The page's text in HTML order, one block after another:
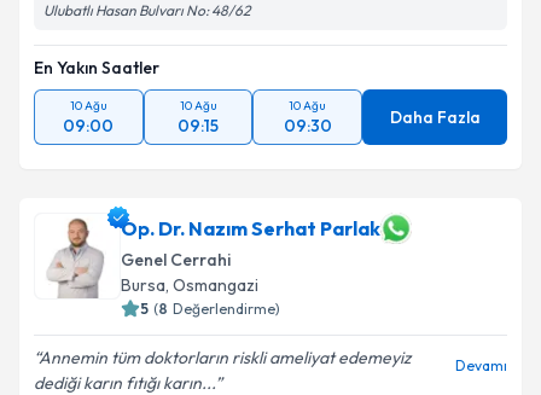
Ulubatlı Hasan Bulvarı No: 48/62
En Yakın Saatler
10 Ağu
09:00
10 Ağu
09:15
10 Ağu
09:30 Daha Fazla
Op. Dr. Nazım Serhat Parlak
Genel Cerrahi
Bursa, Osmangazi
5 (8 Değerlendirme)
Annemin tüm doktorların riskli ameliyat edemeyiz
dediği karın fıtığı karın...
Devamı